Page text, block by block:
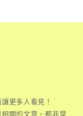
更多人看見！
關的文章，都非常